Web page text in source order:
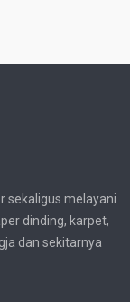
sekaligus melayani
dinding, karpet,
dan sekitarnya